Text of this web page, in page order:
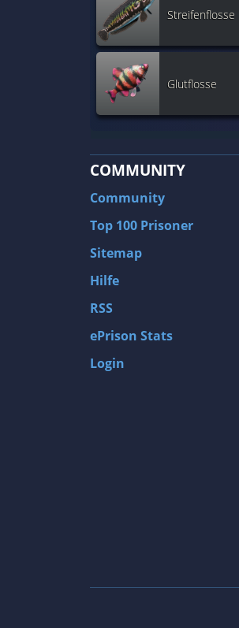
Streifenflosse
Glutflosse
COMMUNITY
Community
Top 100 Prisoner
Sitemap
Hilfe
RSS
ePrison Stats
Login